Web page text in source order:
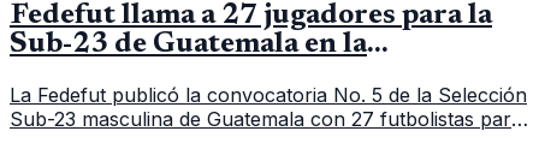
Fedefut llama a 27 jugadores para la
Sub-23 de Guatemala en la
La Fedefut publicó la convocatoria No. 5 de la Selección
Sub-23 masculina de Guatemala con 27 futbolistas para